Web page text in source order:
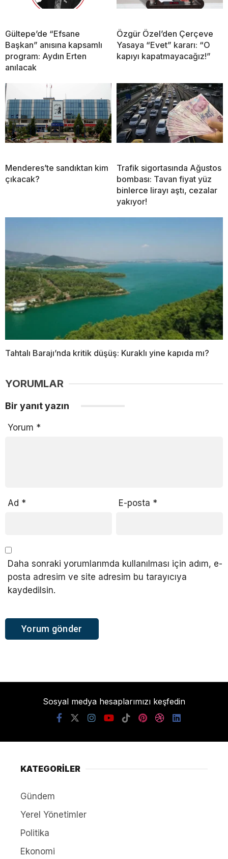
Gültepe’de “Efsane
Başkan” anısına kapsamlı
program: Aydın Erten
anılacak
Özgür Özel’den Çerçeve
Yasaya “Evet” kararı: “O
kapıyı kapatmayacağız!”
Menderes’te sandıktan kim
çıkacak?
Trafik sigortasında Ağustos
bombası: Tavan fiyat yüz
binlerce lirayı aştı, cezalar
yakıyor!
Tahtalı Barajı’nda kritik düşüş: Kuraklı yine kapıda mı?
YORUMLAR
Bir yanıt yazın
Yorum *
Ad * E-posta *
Daha sonraki yorumlarımda kullanılması için adım, e-
posta adresim ve site adresim bu tarayıcıya
kaydedilsin.
Sosyal medya hesaplarımızı keşfedin
KATEGORİLER
Gündem
Yerel Yönetimler
Politika
Ekonomi